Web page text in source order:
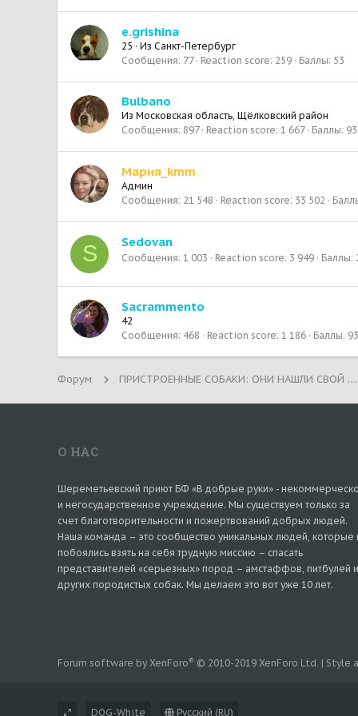
e.grishina
25 · Из Санкт-Петербург
Сообщения 77 Reaction score 259 Баллы 53
Bulbano
Из Московская область, Щёлковский район
Сообщения 897 Reaction score 1 667 Баллы 93
Мария_kmm
Админ
Сообщения 21 548 Reaction score 33 502
S Sedovan
Сообщения 1 003 Reaction score 3 949 Баллы
Sacrammento
42
Сообщения 468 Reaction score 1 186 Баллы 93
Форум ПРИСТРОЕННЫЕ СОБАКИ: ОНИ НАШЛИ СВОЙ ДОМ!
О НАС
Шереметьевский приют БФ «В добрые руки» -
и негосударственное учреждение. Мы существуем только за
счет благотворительности и пожертвований добрых людей.
Наша команда – это сообщество уникальных людей, которые
побоялись взять на себя трудную миссию – спасать
представителей «серьезных» пород – амстаффов, питбулей и
других породистых собак. Мы делаем это вот уже 10 лет.
DOG-White Русский (RU)
Forum software by XenForo® © 2010-2019 XenForo Ltd. | Style